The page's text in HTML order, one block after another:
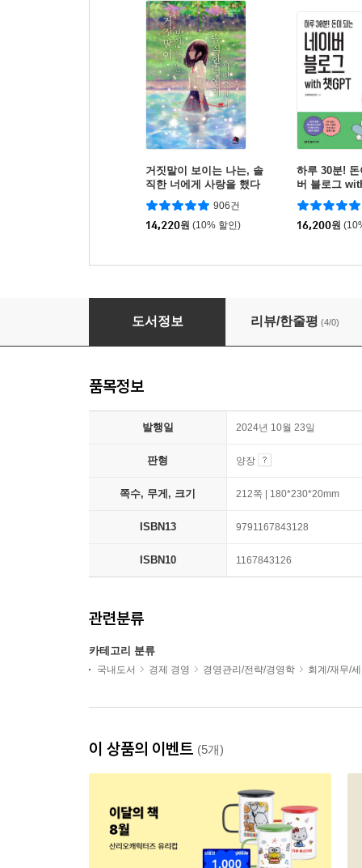
거짓말이 보이는 나는, 솔
직한 너에게 사랑을 했다
906건
14,220원 (10% 할인)
하루 30분!
버 블로그
16,200원
한국과 미국의 상속·증여 차이를 알면 답이 보인
도서정보 리뷰/한줄평 (4/0)
품목정보
발행일 2024년 10월 23일
판형 양장
쪽수, 무게, 크기 212쪽 | 180*230*20mm
ISBN13 9791167843128
ISBN10 1167843126
관련분류
카테고리 분류
국내도서 경제 경영 경영관리/전략/경영학 회계/재무/
이 상품의 이벤트 (5개)